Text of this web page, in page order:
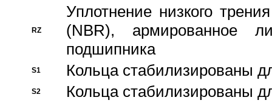
RZ
Уплотнение низкого
(NBR), армированное
подшипника
S1 Кольца стабилизированы
S2 Кольца стабилизированы